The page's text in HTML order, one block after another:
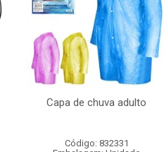
Capa de chuva adulto
Código: 832331